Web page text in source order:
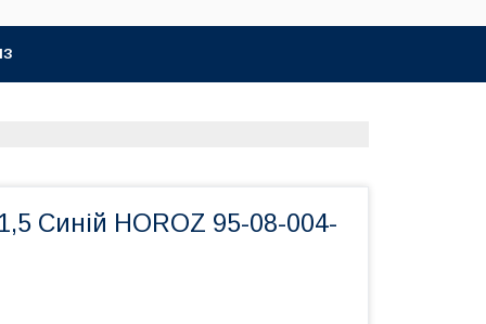
Синій HOROZ 95-08-004-